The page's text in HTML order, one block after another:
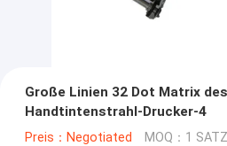
Große Linien 32 Dot Matrix
Handtintenstrahl-Drucker-4
Preis：Negotiated MOQ：1 SATZ